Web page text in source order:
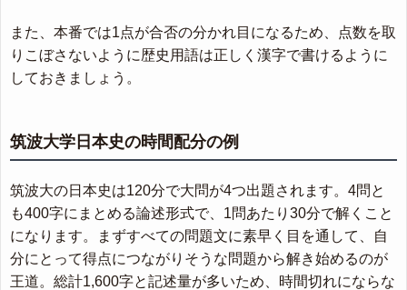
また、本番では1点が合否の分かれ目になるため、点数を取
りこぼさないように歴史用語は正しく漢字で書けるように
しておきましょう。
筑波大学日本史の時間配分の例
筑波大の日本史は120分で大問が4つ出題されます。4問と
も400字にまとめる論述形式で、1問あたり30分で解くこと
になります。まずすべての問題文に素早く目を通して、自
分にとって得点につながりそうな問題から解き始めるのが
王道。総計1,600字と記述量が多いため、時間切れにならな